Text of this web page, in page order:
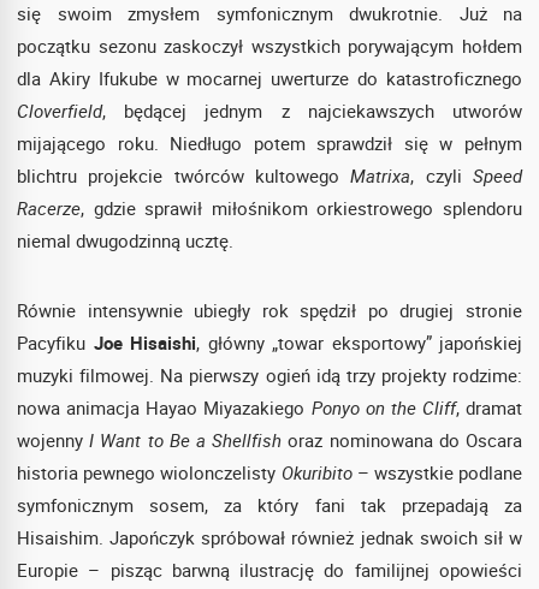
się swoim zmysłem symfonicznym dwukrotnie. Już na
początku sezonu zaskoczył wszystkich porywającym hołdem
dla Akiry Ifukube w mocarnej uwerturze do katastroficznego
Cloverfield, będącej jednym z najciekawszych utworów
mijającego roku. Niedługo potem sprawdził się w pełnym
blichtru projekcie twórców kultowegoMatrixa, czyliSpeed
Racerze, gdzie sprawił miłośnikom orkiestrowego splendoru
niemal dwugodzinną ucztę.
Równie intensywnie ubiegły rok spędził po drugiej stronie
Pacyfiku Joe Hisaishi, główny „towar eksportowy” japońskiej
muzyki filmowej. Na pierwszy ogień idą trzy projekty rodzime:
nowa animacja Hayao Miyazakiego Ponyo on the Cliff, dramat
wojennyI Want to Be a Shellfish oraz nominowana do Oscara
historia pewnego wiolonczelisty Okuribito– wszystkie podlane
symfonicznym sosem, za który fani tak przepadają za
Hisaishim. Japończyk spróbował również jednak swoich sił w
Europie – pisząc barwną ilustrację do familijnej opowieści